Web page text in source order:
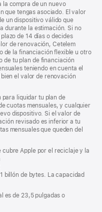
la compra de un nuevo
que tengas asociado. El valor
un dispositivo válido que
durante la estimación. Si no
de 14 días o decides
de renovación, Cetelem
de la financiación flexible u otro
de tu plan de financiación
teniendo en cuenta el
el valor de renovación
liquidar tu plan de
cuotas mensuales, y cualquier
dispositivo. Si el valor de
revisado es inferior a tu
mensuales que queden del
cubre Apple por el reciclaje y la
abre
ventana
billón de bytes. La capacidad
es de 23,5 pulgadas o